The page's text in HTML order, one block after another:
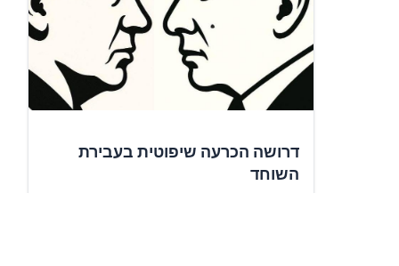
דרושה הכרעה שיפוטית בעבירת
השוחד